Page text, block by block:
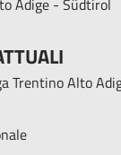
Adige - Südtirol
Trentino Alto